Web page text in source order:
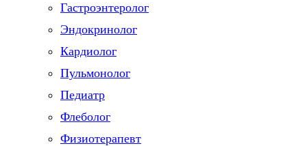
Гастроэнтеролог
Эндокринолог
Кардиолог
Пульмонолог
Педиатр
Флеболог
Физиотерапевт